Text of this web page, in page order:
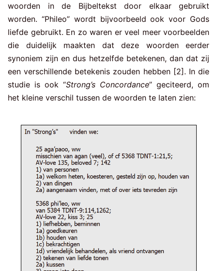
woorden in de Bijbeltekst door elkaar gebruikt
worden. “Phileo” wordt bijvoorbeeld ook voor Gods
liefde gebruikt. En zo waren er veel meer voorbeelden
die duidelijk maakten dat deze woorden eerder
synoniem zijn en dus hetzelfde betekenen, dan dat zij
een verschillende betekenis zouden hebben [2]. In die
studie is ook “Strong’s Concordance” geciteerd, om
het kleine verschil tussen de woorden te laten zien: